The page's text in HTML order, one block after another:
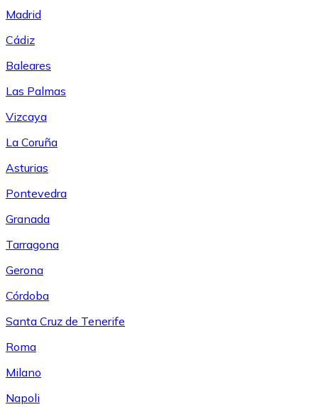
Madrid
Cádiz
Baleares
Las Palmas
Vizcaya
La Coruña
Asturias
Pontevedra
Granada
Tarragona
Gerona
Córdoba
Santa Cruz de Tenerife
Roma
Milano
Napoli